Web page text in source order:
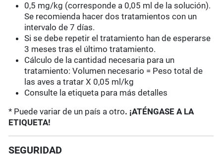
0,5 mg/kg (corresponde a 0,05 ml de la solución).
Se recomienda hacer dos tratamientos con un
intervalo de 7 días.
Si se debe repetir el tratamiento han de esperarse
3 meses tras el último tratamiento.
Cálculo de la cantidad necesaria para un
tratamiento: Volumen necesario = Peso total de
las aves a tratar X 0,05 ml/kg
Consulte la etiqueta para más detalles
* Puede variar de un país a otro. ¡ATÉNGASE A LA
ETIQUETA!
SEGURIDAD